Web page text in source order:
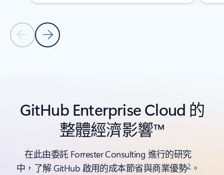
上一張投影片下一張投影片
GitHub Enterprise Cloud 的
整體經濟影響™
在此由委託 Forrester Consulting 進行的研究
中，了解 GitHub 啟用的成本節省與商業優勢2。